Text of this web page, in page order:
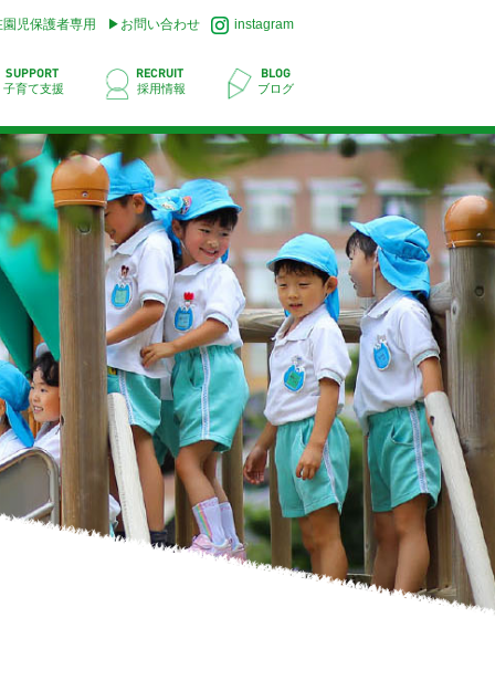
園児保護者専用 お問い合わせ instagram
SUPPORT
子育て支援
RECRUIT
採用情報
BLOG
ブログ